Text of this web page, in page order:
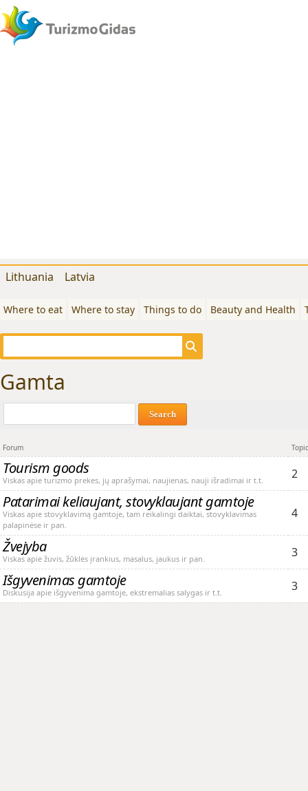
Lithuania Latvia
Where to eat Where to stay Things to do Beauty and Health
Gamta
Search
Forum
Tourism goods
Viskas apie turizmo prekes, jų aprašymai, naujienas, nauji išradimai ir t.t. 2
Patarimai keliaujant, stovyklaujant gamtoje
Viskas apie stovyklavimą gamtoje, tam reikalingi daiktai, stovyklavimas
palapinėse ir pan.
4
Žvejyba
Viskas apie žuvis, žūklės įrankius, masalus, jaukus ir pan. 3
Išgyvenimas gamtoje
Diskusija apie išgyvenima gamtoje, ekstremalias salygas ir t.t. 3